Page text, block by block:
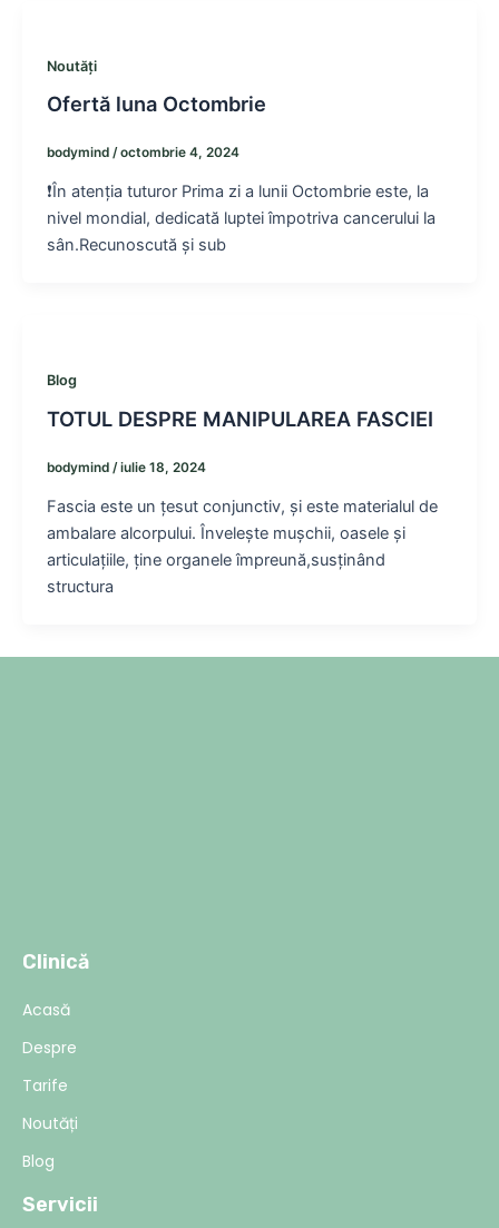
Noutăți
Ofertă luna Octombrie
bodymind /octombrie 4, 2024
❗În atenția tuturor Prima zi a lunii Octombrie este, la
nivel mondial, dedicată luptei împotriva cancerului la
sân.Recunoscută și sub
Blog
TOTUL DESPRE MANIPULAREA FASCIEI
bodymind /iulie 18, 2024
Fascia este un țesut conjunctiv, și este materialul de
ambalare alcorpului. Învelește mușchii, oasele și
articulațiile, ține organele împreună,susținând
structura
Clinică
Acasă
Despre
Tarife
Noutăți
Blog
Servicii